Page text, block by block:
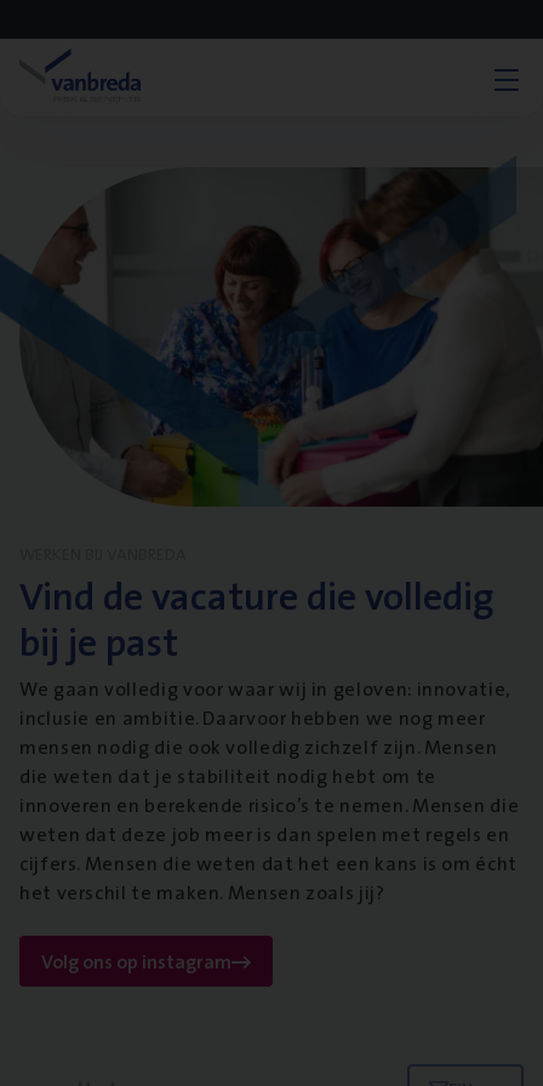
Vind de vacature die volledig
bij je past
We gaan volledig voor waar wij in geloven: innovatie,
inclusie en ambitie. Daarvoor hebben we nog meer
mensen nodig die ook volledig zichzelf zijn. Mensen
die weten dat je stabiliteit nodig hebt om te
innoveren en berekende risico’s te nemen. Mensen die
weten dat deze job meer is dan spelen met regels en
cijfers. Mensen die weten dat het een kans is om écht
het verschil te maken. Mensen zoals jij?
Volg ons op instagram